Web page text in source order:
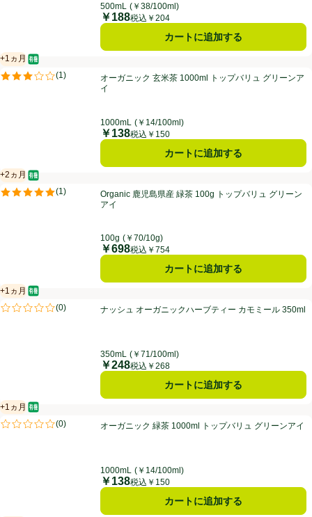
500mL (￥38/100ml)
価格
￥188税込￥204
カートに追加する
オーガニック 玄米茶 1000ml トップバリュ グリーンアイ
+1ヵ月
賞味・消費期限保証：1ヵ月
オーガニック/有機
(1)
評価は1件のレビューで5点中3.0点。オーガニック 玄米茶 1000ml トップバリュ グリーンア
イ
1000mL (￥14/100ml)
価格
￥138税込￥150
カートに追加する
Organic 鹿児島県産 緑茶 100g トップバリュ グリーンアイ
+2ヵ月
賞味・消費期限保証：2ヵ月
オーガニック/有機
(1)
評価は1件のレビューで5点中5.0点。Organic 鹿児島県産 緑茶 100g トップバリュ グリーン
アイ
100g (￥70/10g)
価格
￥698税込￥754
カートに追加する
ナッシュ オーガニックハーブティー カモミール 350ml
+1ヵ月
賞味・消費期限保証：1ヵ月
オーガニック/有機
(0)
評価は0件のレビューで5点中0.0点。ナッシュ オーガニックハーブティー カモミール 350ml
350mL (￥71/100ml)
価格
￥248税込￥268
カートに追加する
オーガニック 緑茶 1000ml トップバリュ グリーンアイ
+1ヵ月
賞味・消費期限保証：1ヵ月
オーガニック/有機
(0)
評価は0件のレビューで5点中0.0点。オーガニック 緑茶 1000ml トップバリュ グリーンアイ
1000mL (￥14/100ml)
価格
￥138税込￥150
カートに追加する